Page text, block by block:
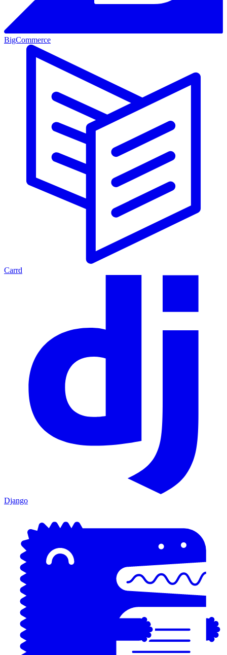
BigCommerce
Carrd
Django